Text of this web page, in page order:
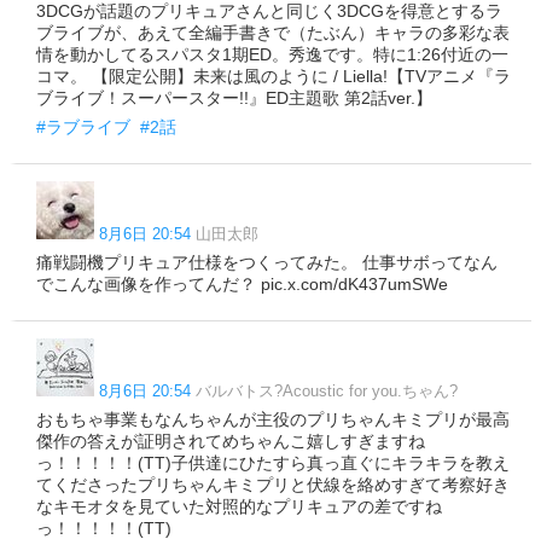
3DCGが話題のプリキュアさんと同じく3DCGを得意とするラ
ブライブが、あえて全編手書きで（たぶん）キャラの多彩な表
情を動かしてるスパスタ1期ED。秀逸です。特に1:26付近の一
コマ。 【限定公開】未来は風のように / Liella!【TVアニメ『ラ
ブライブ！スーパースター!!』ED主題歌 第2話ver.】
#ラブライブ #2話
8月6日 20:54 山田太郎
痛戦闘機プリキュア仕様をつくってみた。 仕事サボってなん
でこんな画像を作ってんだ？ pic.x.com/dK437umSWe
8月6日 20:54 バルバトス?Acoustic for you.ちゃん?
おもちゃ事業もなんちゃんが主役のプリちゃんキミプリが最高
傑作の答えが証明されてめちゃんこ嬉しすぎますね
っ！！！！！(TT)子供達にひたすら真っ直ぐにキラキラを教え
てくださったプリちゃんキミプリと伏線を絡めすぎて考察好き
なキモオタを見ていた対照的なプリキュアの差ですね
っ！！！！！(TT)